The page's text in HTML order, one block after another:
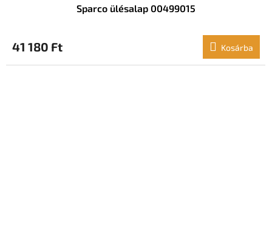
Sparco ülésalap 00499015
41 180 Ft Kosárba